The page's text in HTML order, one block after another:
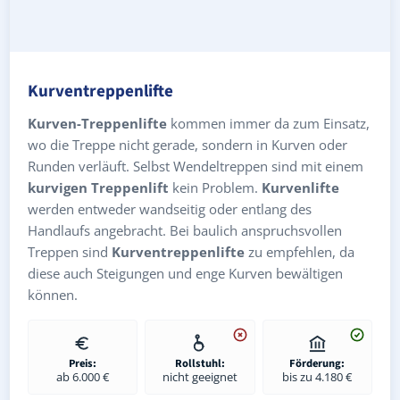
Kurventreppenlifte
Kurven-Treppenlifte kommen immer da zum Einsatz,
wo die Treppe nicht gerade, sondern in Kurven oder
Runden verläuft. Selbst Wendeltreppen sind mit einem
kurvigen Treppenlift kein Problem. Kurvenlifte
werden entweder wandseitig oder entlang des
Handlaufs angebracht. Bei baulich anspruchsvollen
Treppen sind Kurventreppenlifte zu empfehlen, da
diese auch Steigungen und enge Kurven bewältigen
können.
Preis:
ab 6.000 €
Rollstuhl:
nicht geeignet
Förderung:
bis zu 4.180 €